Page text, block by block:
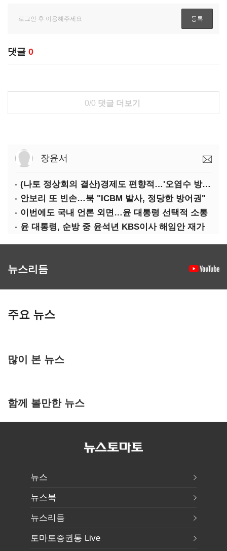
댓글 0
0/0 댓글 더보기
장윤서
(나토 정상회의 결산)경제도 편향적…'오염수 방류'만 용인
안보리 또 빈손…북 "ICBM 발사, 정당한 방어권"
이번에도 국내 언론 외면…윤 대통령 선택적 소통
윤 대통령, 순방 중 윤석년 KBS이사 해임안 재가
뉴스리듬
주요 뉴스
많이 본 뉴스
함께 볼만한 뉴스
뉴스
뉴스북
뉴스리듬
토마토증권통 Live